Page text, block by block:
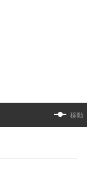
移動